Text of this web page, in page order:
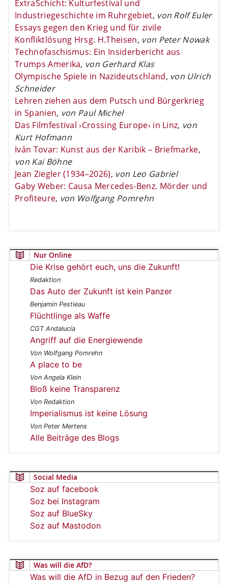
ExtraSchicht: Kulturfestival und
Industriegeschichte im Ruhrgebiet, von Rolf Euler
Essays gegen den Krieg und für zivile
Konfliktlösung Hrsg. H.Theisen, von Peter Nowak
Technofaschismus: Ein Insiderbericht aus
Trumps Amerika, von Gerhard Klas
Olympische Spiele in Nazideutschland, von Ulrich
Schneider
Lehren ziehen aus dem Putsch und Bürgerkrieg
in Spanien, von Paul Michel
Das Filmfestival ›Crossing Europe‹ in Linz, von
Kurt Hofmann
Iván Tovar: Kunst aus der Karibik – Briefmarke,
von Kai Böhne
Jean Ziegler (1934–2026), von Leo Gabriel
Gaby Weber: Causa Mercedes-Benz. Mörder und
Profiteure, von Wolfgang Pomrehn
Nur Online
Die Krise gehört euch, uns die Zukunft!
Redaktion
Das Auto der Zukunft ist kein Panzer
Benjamin Pestieau
Flüchtlinge als Waffe
CGT Andalucía
Angriff auf die Energiewende
Von Wolfgang Pomrehn
A place to be
Von Angela Klein
Bloß keine Transparenz
Von Redaktion
Imperialismus ist keine Lösung
Von Peter Mertens
Alle Beiträge des Blogs
Social Media
Soz auf facebook
Soz bei Instagram
Soz auf BlueSky
Soz auf Mastodon
Was will die AfD?
Was will die AfD in Bezug auf den Frieden?